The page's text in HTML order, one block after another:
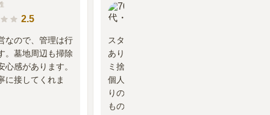
2.5
なので、管理は行
。墓地周辺も掃除
心感があります。
に接してくれま
スタッフが常駐する管理事務所が
あり、頻繁に巡回しているも、ゴ
ミ捨て場の処理はしていますが、
個人の墓については関与せず、周
りのお墓は雑草が生い茂っている
ものもある。